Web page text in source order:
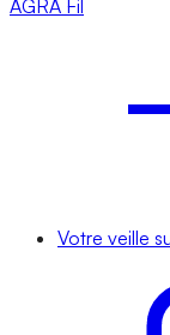
AGRA Fil
Votre veille